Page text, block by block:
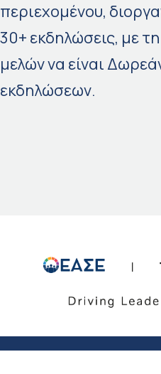
περιεχομένου,
30+ εκδηλώσεις, με
μελών να είναι
εκδηλώσεων.